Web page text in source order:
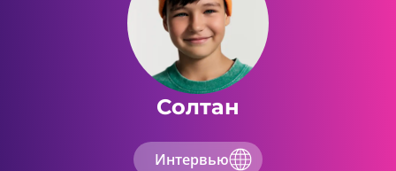
Солтан
Интервью